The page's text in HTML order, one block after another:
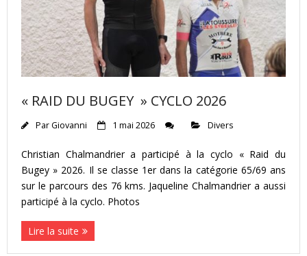
« RAID DU BUGEY » CYCLO 2026
ParGiovanni 1 mai 2026 Divers
Christian Chalmandrier a participé à la cyclo « Raid du
Bugey » 2026. Il se classe 1er dans la catégorie 65/69 ans
sur le parcours des 76 kms. Jaqueline Chalmandrier a aussi
participé à la cyclo. Photos
Lire la suite